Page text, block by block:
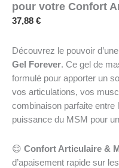
pour votre Confort
37,88 €
Découvrez le pouvoir
Gel Forever. Ce gel de
formulé pour apporter un
vos articulations, vos
combinaison parfaite entre
puissance du MSM pour
😌 Confort Articulaire &
d’apaisement rapide sur